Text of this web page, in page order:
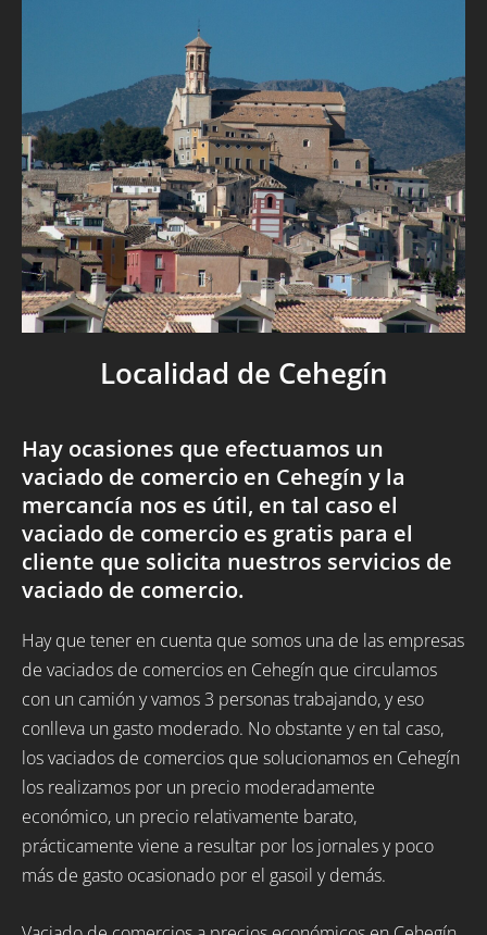
Localidad de Cehegín
Hay ocasiones que efectuamos un
vaciado de comercio en Cehegín y la
mercancía nos es útil, en tal caso el
vaciado de comercio es gratis para el
cliente que solicita nuestros servicios de
vaciado de comercio.
Hay que tener en cuenta que somos una de las empresas
de vaciados de comercios en Cehegín que circulamos
con un camión y vamos 3 personas trabajando, y eso
conlleva un gasto moderado. No obstante y en tal caso,
los vaciados de comercios que solucionamos en Cehegín
los realizamos por un precio moderadamente
económico, un precio relativamente barato,
prácticamente viene a resultar por los jornales y poco
más de gasto ocasionado por el gasoil y demás.